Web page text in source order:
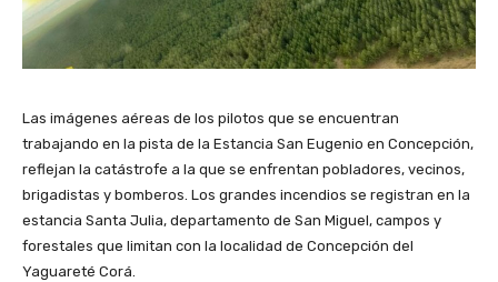
Las imágenes aéreas de los pilotos que se encuentran
trabajando en la pista de la Estancia San Eugenio en Concepción,
reflejan la catástrofe a la que se enfrentan pobladores, vecinos,
brigadistas y bomberos. Los grandes incendios se registran en la
estancia Santa Julia, departamento de San Miguel, campos y
forestales que limitan con la localidad de Concepción del
Yaguareté Corá.